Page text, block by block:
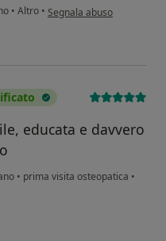
• Altro • secondo l'opinione
Segnala abuso
educata e davvero
• prima visita osteopatica •